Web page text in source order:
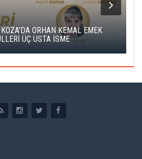
ORHAN KEMAL EMEK
ÜÇ USTA İSME